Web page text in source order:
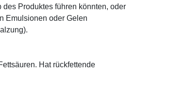
Produktes führen könnten, oder
Emulsionen oder Gelen
Hat rückfettende